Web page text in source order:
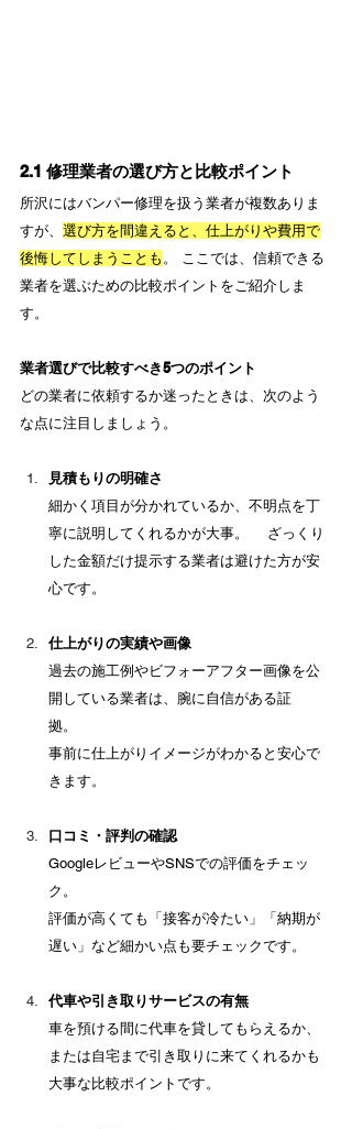
2.1 修理業者の選び方と比較ポイント
所沢にはバンパー修理を扱う業者が複数ありま
すが、 選び方を間違えると、仕上がりや費用で
後悔してしまうことも 。 ここでは、信頼できる
業者を選ぶための比較ポイントをご紹介しま
す。
業者選びで比較すべき5つのポイント
どの業者に依頼するか迷ったときは、次のよう
な点に注目しましょう。
見積もりの明確さ
細かく項目が分かれているか、不明点を丁
寧に説明してくれるかが大事。 　ざっくり
した金額だけ提示する業者は避けた方が安
心です。
仕上がりの実績や画像
過去の施工例やビフォーアフター画像を公
開している業者は、腕に自信がある証
拠。
事前に仕上がりイメージがわかると安心で
きます。
口コミ・評判の確認
GoogleレビューやSNSでの評価をチェッ
ク。
評価が高くても「接客が冷たい」「納期が
遅い」など細かい点も要チェックです。
代車や引き取りサービスの有無
車を預ける間に代車を貸してもらえるか、
または自宅まで引き取りに来てくれるかも
大事な比較ポイントです。